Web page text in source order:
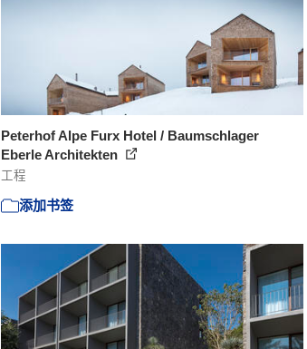
Peterhof Alpe Furx Hotel / Baumschlager
Eberle Architekten
工程
添加书签